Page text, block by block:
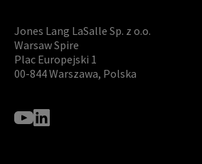
Jones Lang LaSalle Sp. z o.o.
Warsaw Spire
Plac Europejski 1
00-844 Warszawa, Polska